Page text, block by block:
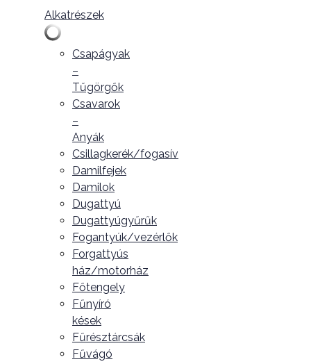
Alkatrészek
Csapágyak
–
Tűgörgők
Csavarok
–
Anyák
Csillagkerék/fogasív
Damilfejek
Damilok
Dugattyú
Dugattyúgyűrűk
Fogantyúk/vezérlők
Forgattyús
ház/motorház
Főtengely
Fűnyíró
kések
Fűrésztárcsák
Fűvágó